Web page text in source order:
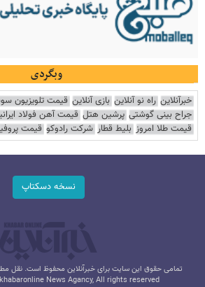
وبگردی
خبرآنلاین راه نو آنلاین بازی آنلاین قیمت تلویزیون
جراح بینی گوشتی پرشین هتل قیمت آهن فولاد
قیمت طلا امروز بلیط قطار شرکت رادوکو قیمت
نسخه دسکتاپ
تمامی حقوق این سایت برای خبرآنلاین محفوظ است. نقل
News Agancy, All rights reserved